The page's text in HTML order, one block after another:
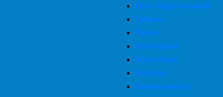
Гусь-Хрустальный
Губкин
Грязи
Евпатория
Ессентуки
Энгельс
Еманжелинск